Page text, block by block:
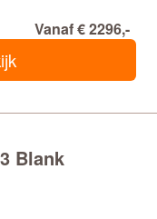
Vanaf € 2296,-
Blank